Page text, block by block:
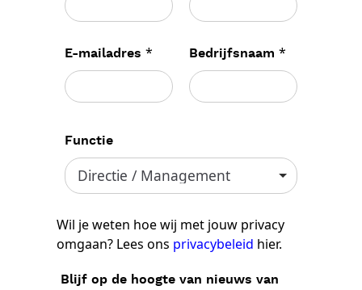
E-mailadres * Bedrijfsnaam *
Functie
Wil je weten hoe wij met jouw privacy
omgaan? Lees ons privacybeleid hier.
Blijf op de hoogte van nieuws van